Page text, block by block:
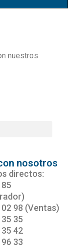
nuestros
nosotros
directos:
02 98 (Ventas)
35
42
33